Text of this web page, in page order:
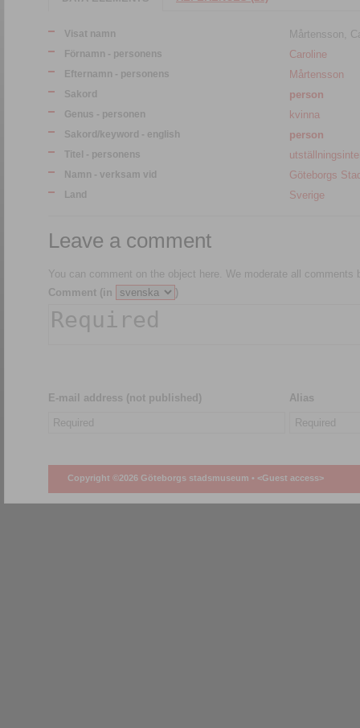
Visat namn Mårtensson,
Förnamn - personens Caroline
Efternamn - personens Mårtensson
Sakord person
Genus - personen kvinna
Sakord/keyword - english person
Titel - personens
Namn - verksam vid Göteborgs
Land Sverige
Leave a comment
You can comment on the object here. We moderate all comments
Comment (in
)
E-mail address (not published) Alias
Copyright ©2026 Göteborgs stadsmuseum • <Guest access>